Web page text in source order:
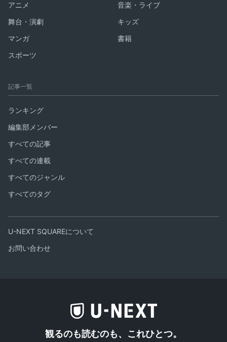
アニメ
音楽・ライブ
舞台・演劇
キッズ
マンガ
書籍
スポーツ
記事一覧
ランキング
編集部メンバー
すべての記事
すべての連載
すべてのジャンル
すべてのタグ
U-NEXT SQUAREについて
お問い合わせ
観るのも読むのも、これひとつ。